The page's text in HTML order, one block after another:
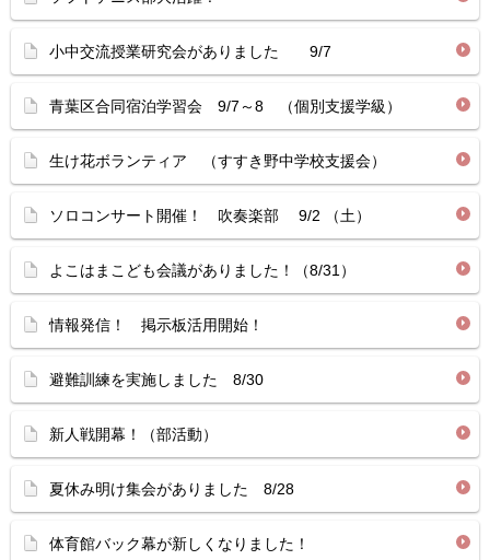
小中交流授業研究会がありました 9/7
青葉区合同宿泊学習会 9/7～8 （個別支援学級）
生け花ボランティア （すすき野中学校支援会）
ソロコンサート開催！ 吹奏楽部 9/2 （土）
よこはまこども会議がありました！（8/31）
情報発信！ 掲示板活用開始！
避難訓練を実施しました 8/30
新人戦開幕！（部活動）
夏休み明け集会がありました 8/28
体育館バック幕が新しくなりました！